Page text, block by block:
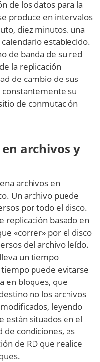
de los datos para la
produce en intervalos
diez minutos, una
establecido.
de banda de su red
la replicación
de cambio de sus
su
de conmutación
archivos y
archivos en
Un archivo puede
por todo el disco.
replicación basado en
«correr» por el disco
del archivo leído.
un tiempo
puede evitarse
en bloques, que
no los archivos
leyendo
están situados en el
de condiciones, es
de RD que realice